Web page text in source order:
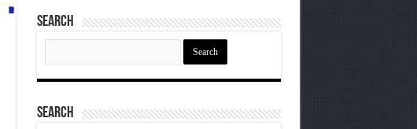
Search
Search
Search